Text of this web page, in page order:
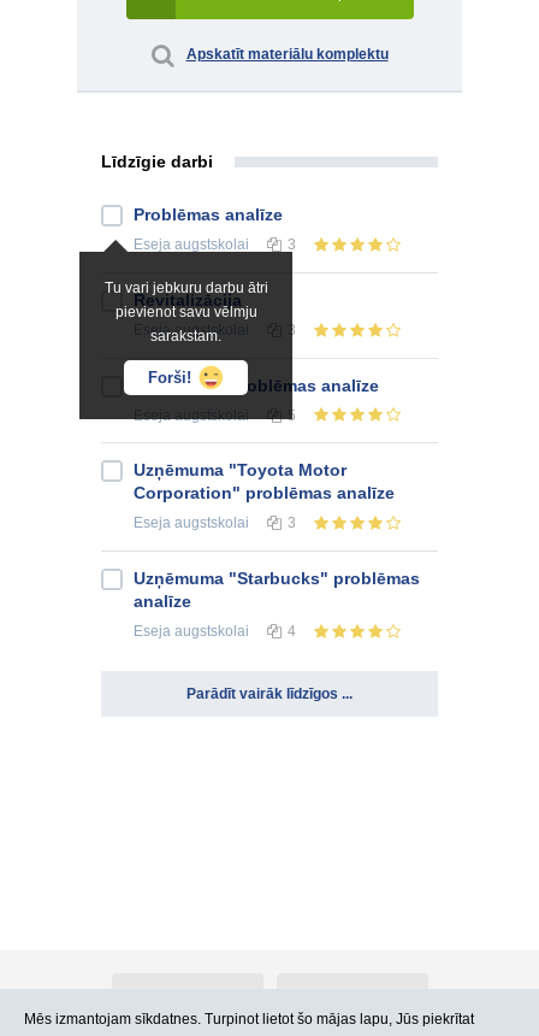
Apskatīt materiālu komplektu
Līdzīgie darbi
Tu vari jebkuru darbu ātri
pievienot savu vēlmju
sarakstam.
Forši!
Problēmas analīze
Eseja augstskolai 3
Revitalizācija
Esejaaugstskolai 3
Situācijas - problēmas analīze
5
Uzņēmuma "Toyota Motor
Corporation" problēmas analīze
Eseja augstskolai 3
Uzņēmuma "Starbucks" problēmas
analīze
Eseja augstskolai 4
Parādīt vairāk līdzīgos ...
Mēs izmantojam sīkdatnes. Turpinot lietot šo mājas lapu, Jūs piekrītat